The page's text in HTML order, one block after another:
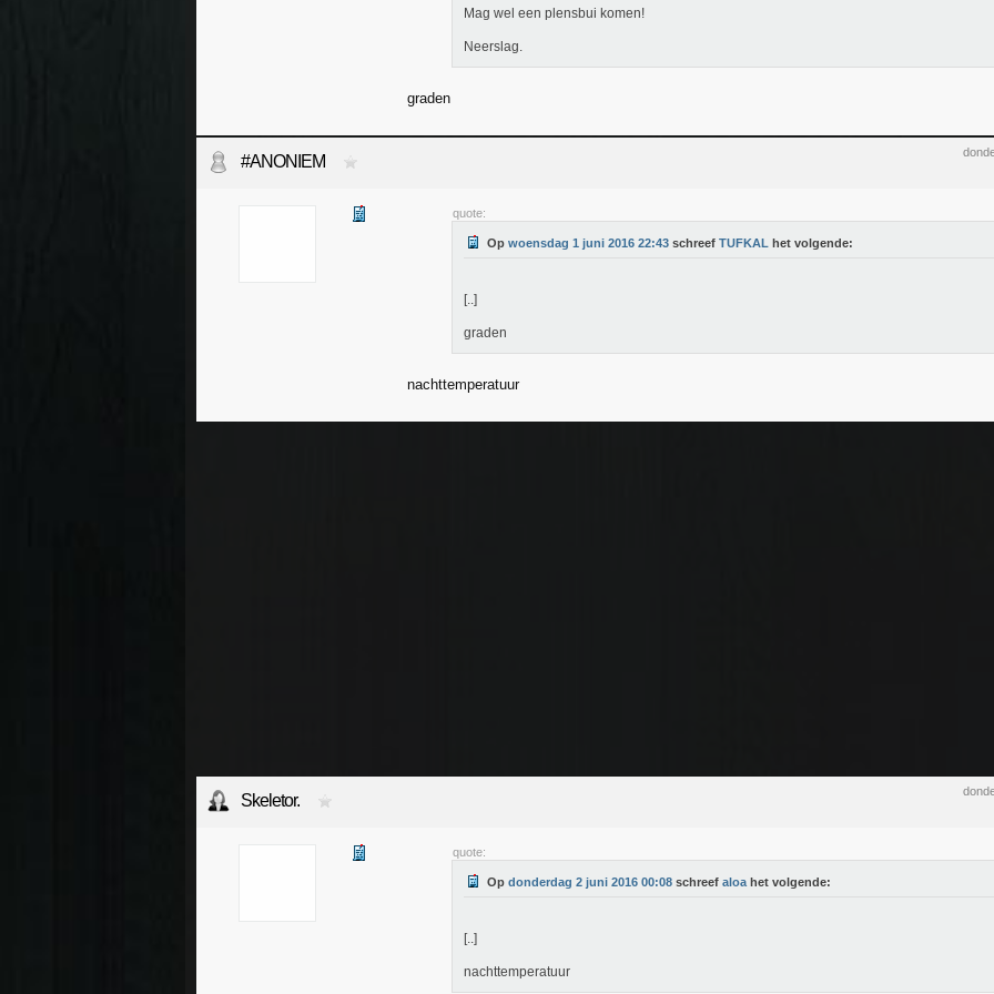
Mag wel een plensbui komen!
Neerslag.
graden
#ANONIEM
quote:
Op woensdag 1 juni 2016 22:43 schreef TUFKAL het volgende:
[..]
graden
nachttemperatuur
Skeletor.
quote:
Op donderdag 2 juni 2016 00:08 schreef aloa het volgende:
[..]
nachttemperatuur